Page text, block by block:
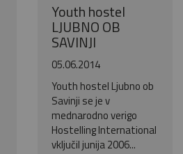
Youth hostel
LJUBNO OB
SAVINJI
05.06.2014
Youth hostel Ljubno ob
Savinji se je v
mednarodno verigo
Hostelling International
vključil junija 2006...